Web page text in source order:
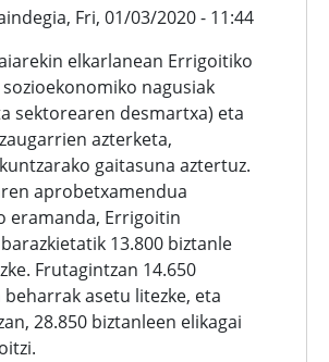
Fri, 01/03/2020 - 11:44
elkarlanean Errigoitiko
nagusiak
sektorearen desmartxa) eta
azterketa,
gaitasuna aztertuz.
aprobetxamendua
eramanda, Errigoitin
13.800 biztanle
Frutagintzan 14.650
asetu litezke, eta
28.850 biztanleen elikagai